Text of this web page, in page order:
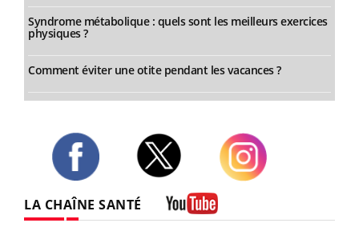
Syndrome métabolique : quels sont les meilleurs exercices
physiques ?
Comment éviter une otite pendant les vacances ?